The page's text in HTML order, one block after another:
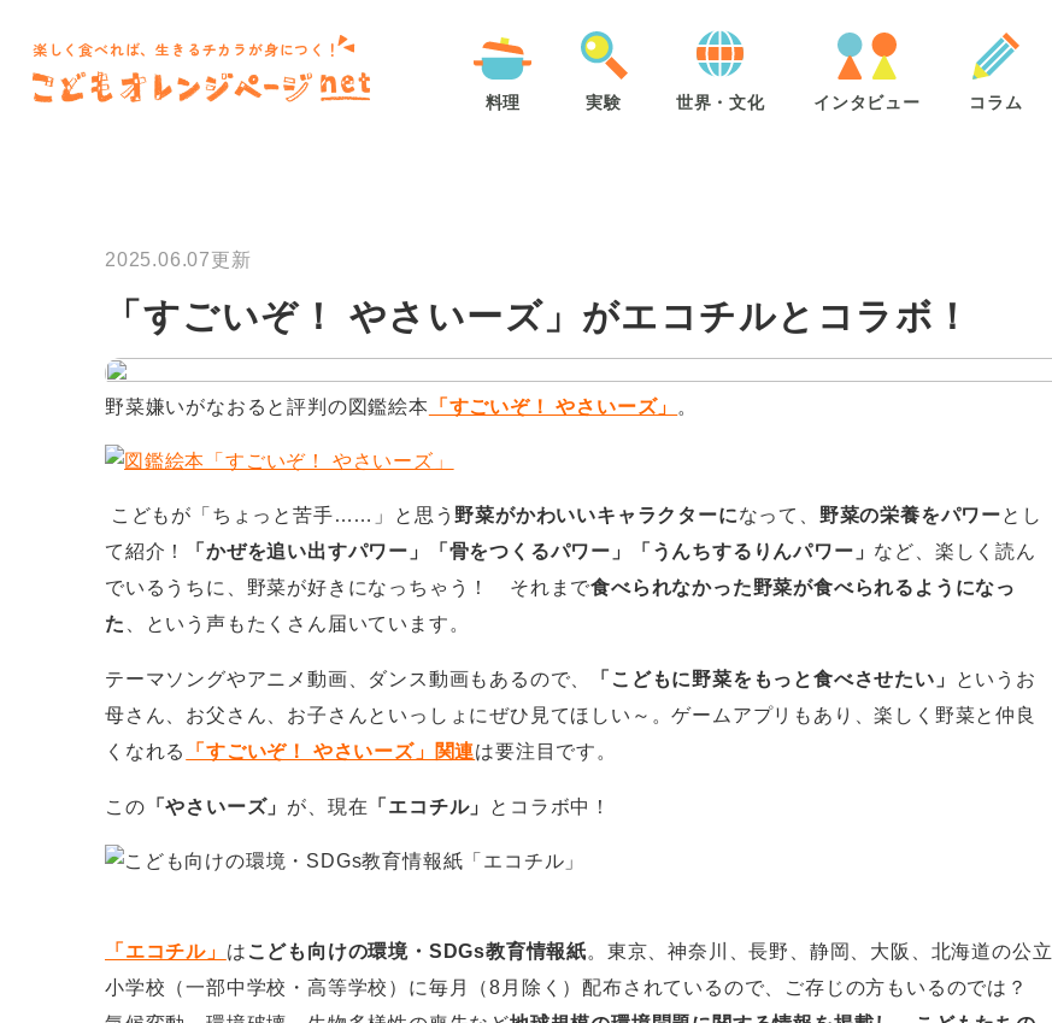
楽しく食べれば、生きるチカラが身につく！
料理 実験 世界・文化 インタビュー コラム
2025.06.07更新
「すごいぞ！ やさいーズ」がエコチルとコラボ！
野菜嫌いがなおると評判の図鑑絵本 「すごいぞ！ やさいーズ」 。
こどもが「ちょっと苦手……」と思う 野菜がかわいいキャラクターになって、 野菜の栄養をパワーとし
て紹介！
「かぜを追い出すパワー」「骨をつくるパワー」「うんちするりんパワー」 など、楽しく読ん
でいるうちに、野菜が好きになっちゃう！ それまで食べられなかった野菜が食べられるようになっ
た
、という声もたくさん届いています。
テーマソングやアニメ動画、ダンス動画もあるので、 「こどもに野菜をもっと食べさせたい」
というお
母さん、お父さん、お子さんといっしょにぜひ見てほしい～。ゲームアプリもあり、楽しく野菜と仲良
くなれる
「すごいぞ！ やさいーズ」関連は要注目です。
この 「やさいーズ」 が、現在 「エコチル」 とコラボ中！
「エコチル」 は こども向けの環境・SDGs教育情報紙。東京、神奈川、長野、静岡、大阪、北海道の公立
小学校（一部中学校・高等学校）に毎月（8月除く）配布されているので、ご存じの方もいるのでは？